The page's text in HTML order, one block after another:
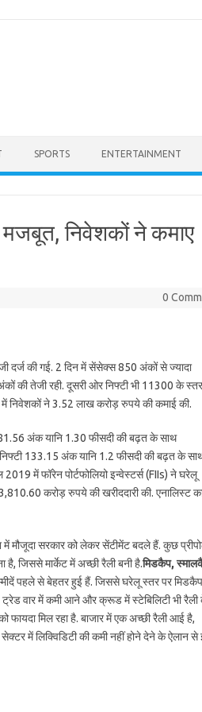
SPORTS ENTERTAINMENT
निवेशकों ने कमाए
0
दर्ज की गई. 2 दिन में सेंसेक्स 850 अंकों से ज्यादा
की तेजी रही. दूसरी ओर निफ्टी भी 11300 के
निवेशकों ने 3.52 लाख करोड़ रुपये की कमाई की.
अंक यानि 1.30 फीसदी की बढ़त के साथ
133.15 अंक यानि 1.2 फीसदी की बढ़त के
2019 में फॉरेन पोर्टफोलियो इन्वेस्टर्स (FIIs) ने घरेलू
करोड़ रुपये की खरीददारी की. एनालिस्ट
में मौजूदा सरकार को लेकर सेंटीमेंट बदले हैं. कुछ
है, जिससे मार्केट में अच्छी रैली बनी है.मिडकैप,
पहले से बेहतर हुई हैं. जिससे घरेलू स्तर पर मिडकैप
वार में कमी आने और क्रूड में स्टेबिलिटी भी रैली
फायदा मिल रहा है. बाजार में एक अच्छी रैली आई है,
में लिक्विडिटी की कमी नहीं होने देने के ऐलान से